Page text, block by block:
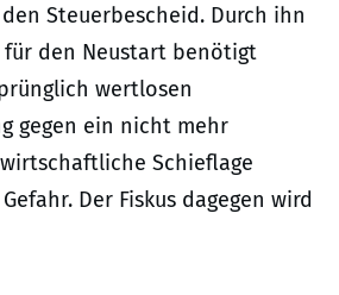
Steuerbescheid. Durch ihn
für den Neustart benötigt
wertlosen
gegen ein nicht mehr
Schieflage
Der Fiskus dagegen wird